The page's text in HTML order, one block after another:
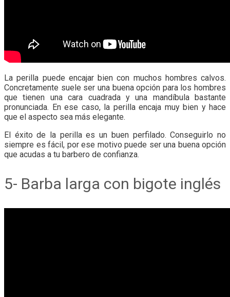
La perilla puede encajar bien con muchos hombres calvos.
Concretamente suele ser una buena opción para los hombres
que tienen una cara cuadrada y una mandíbula bastante
pronunciada. En ese caso, la perilla encaja muy bien y hace
que el aspecto sea más elegante.
El éxito de la perilla es un buen perfilado. Conseguirlo no
siempre es fácil, por ese motivo puede ser una buena opción
que acudas a tu barbero de confianza.
5- Barba larga con bigote inglés